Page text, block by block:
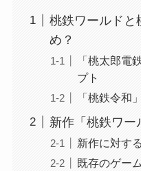
桃鉄ワールドと
め？
「桃太郎電
プト
「桃鉄令和
新作「桃鉄ワー
新作に対す
既存のゲー